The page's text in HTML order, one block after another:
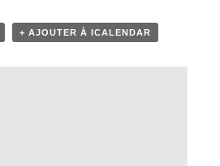
+ AJOUTER À ICALENDAR